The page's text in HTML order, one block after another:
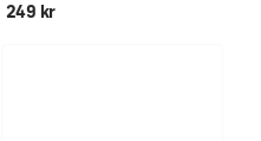
249 kr